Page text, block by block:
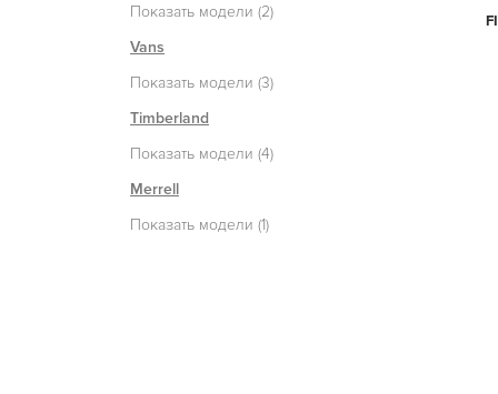
Показать модели (2)
Vans
Показать модели (3)
Timberland
Показать модели (4)
Merrell
Показать модели (1)